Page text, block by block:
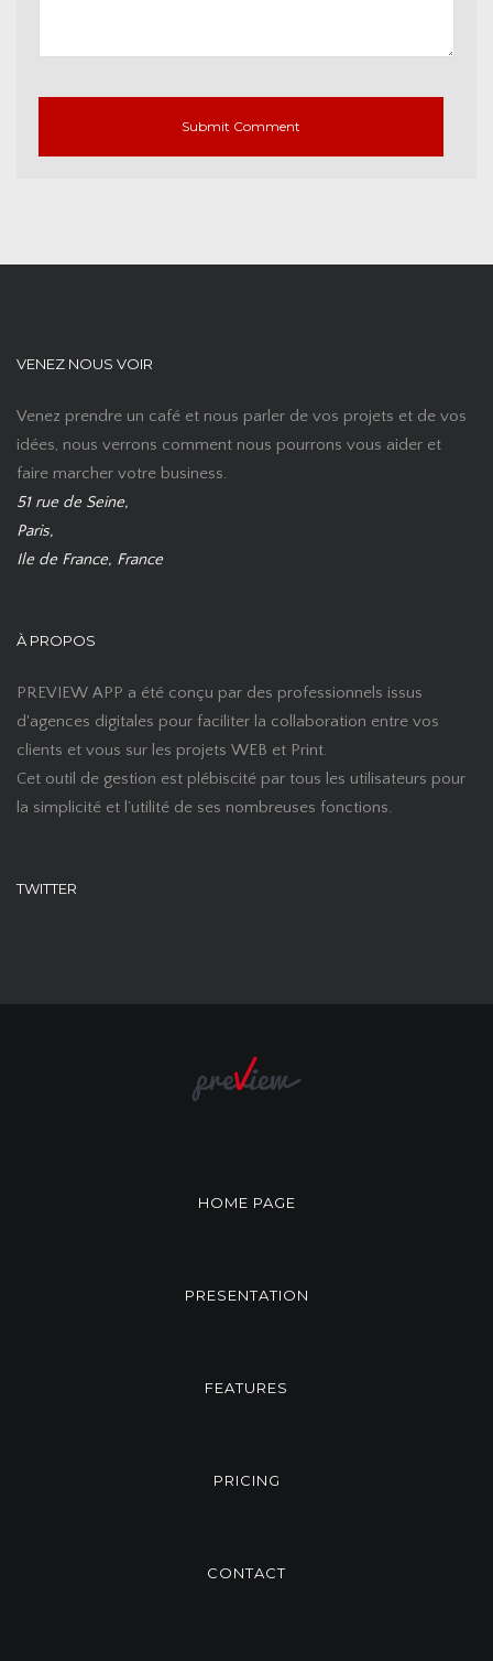
VENEZ NOUS VOIR
Venez prendre un café et nous parler de vos projets et de vos
idées, nous verrons comment nous pourrons vous aider et
faire marcher votre business.
51 rue de Seine,
Paris,
Ile de France, France
À PROPOS
PREVIEW APP a été conçu par des professionnels issus
d'agences digitales pour faciliter la collaboration entre vos
clients et vous sur les projets WEB et Print.
Cet outil de gestion est plébiscité par tous les utilisateurs pour
la simplicité et l’utilité de ses nombreuses fonctions.
TWITTER
HOME PAGE
PRESENTATION
FEATURES
PRICING
CONTACT